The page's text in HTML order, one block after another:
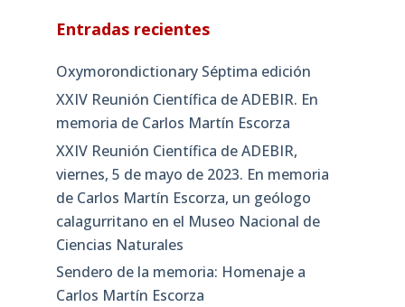
Entradas recientes
Oxymorondictionary Séptima edición
XXIV Reunión Científica de ADEBIR. En
memoria de Carlos Martín Escorza
XXIV Reunión Científica de ADEBIR,
viernes, 5 de mayo de 2023. En memoria
de Carlos Martín Escorza, un geólogo
calagurritano en el Museo Nacional de
Ciencias Naturales
Sendero de la memoria: Homenaje a
Carlos Martín Escorza